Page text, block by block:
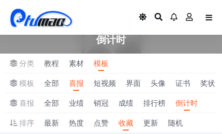
倒计时
分类 教程 素材
模板
模板
全部 喜报 短视频 界面 头像 证书
奖状
喜报
全部 业绩 销冠 成绩 排行榜
倒计时
排序
最新 热度 点赞 收藏 更新 随机